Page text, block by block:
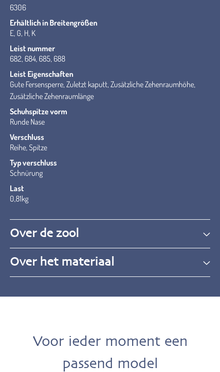
6306
Erhältlich in Breitengrößen
E, G, H, K
Leist nummer
682, 684, 685, 688
Leist Eigenschaften
Gute Fersensperre, Zuletzt kaputt, Zusätzliche Zehenraumhöhe,
Zusätzliche Zehenraumlänge
Schuhspitze vorm
Runde Nase
Verschluss
Reihe, Spitze
Typ verschluss
Schnürung
Last
0,81kg
Over de zool
Over het materiaal
Voor ieder moment een
passend model